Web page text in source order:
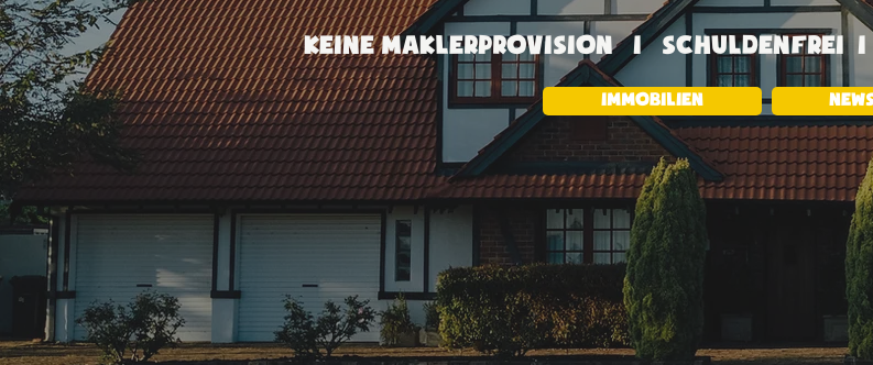
keine maklerprovision I schuldenfrei
IMMOBILIEN